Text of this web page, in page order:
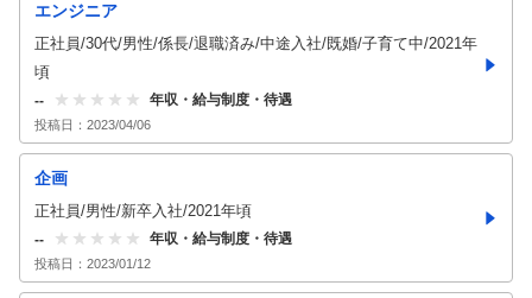
エンジニア
正社員/30代/男性/係長/退職済み/中途入社/既婚/子育て中/2021年
頃
-- 年収・給与制度・待遇
投稿日： 2023/04/06
企画
正社員/男性/新卒入社/2021年頃
-- 年収・給与制度・待遇
投稿日： 2023/01/12